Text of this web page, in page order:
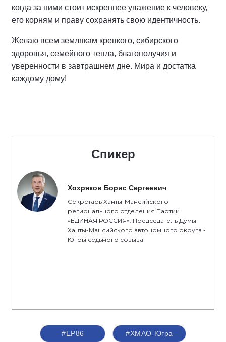
когда за ними стоит искреннее уважение к человеку,
его корням и праву сохранять свою идентичность.
Желаю всем землякам крепкого, сибирского
здоровья, семейного тепла, благополучия и
уверенности в завтрашнем дне. Мира и достатка
каждому дому!
Спикер
Хохряков Борис Сергеевич
Секретарь Ханты-Мансийского
регионального отделения Партии
«ЕДИНАЯ РОССИЯ». Председатель Думы
Ханты-Мансийского автономного округа -
Югры седьмого созыва
#ЕР86 #ХМАО-Югра